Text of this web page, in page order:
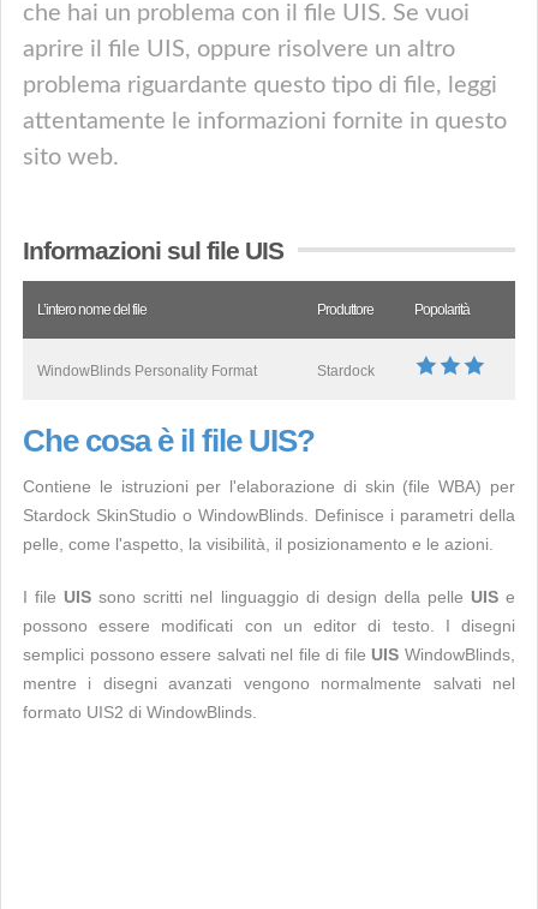
che hai un problema con il file UIS. Se vuoi
aprire il file UIS, oppure risolvere un altro
problema riguardante questo tipo di file, leggi
attentamente le informazioni fornite in questo
sito web.
Informazioni sul file UIS
L’intero nome del file Produttore Popolarità
WindowBlinds Personality Format Stardock
Che cosa è il file UIS?
Contiene le istruzioni per l'elaborazione di skin (file WBA) per
Stardock SkinStudio o WindowBlinds. Definisce i parametri della
pelle, come l'aspetto, la visibilità, il posizionamento e le azioni.
I file UIS sono scritti nel linguaggio di design della pelle UISe
possono essere modificati con un editor di testo. I disegni
semplici possono essere salvati nel file di file UIS WindowBlinds,
mentre i disegni avanzati vengono normalmente salvati nel
formato UIS2 di WindowBlinds.